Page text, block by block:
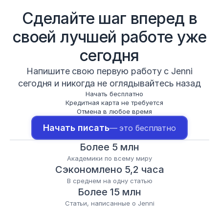
Сделайте шаг вперед в
своей лучшей работе уже
сегодня
Напишите свою первую работу с Jenni
сегодня и никогда не оглядывайтесь назад
Начать бесплатно
Кредитная карта не требуется
Отмена в любое время
Начать писать— это бесплатно
Более 5 млн
Академики по всему миру
Сэкономлено 5,2 часа
В среднем на одну статью
Более 15 млн
Статьи, написанные о Jenni